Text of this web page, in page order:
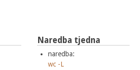
Naredba tjedna
naredba:
wc -L